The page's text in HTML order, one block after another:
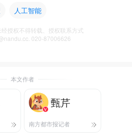
人工智能
授权不得转载、授权联系方式
020-87006626
本文作者
甄芹
南方都市报记者